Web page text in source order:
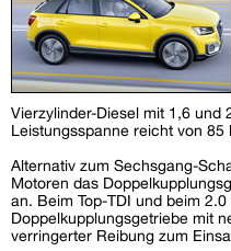
Vierzylinder-Diesel mit 1,6 und
Leistungsspanne reicht von 85
Alternativ zum Sechsgang-
Motoren das
an. Beim Top-TDI und beim
Doppelkupplungsgetriebe mit
verringerter Reibung zum